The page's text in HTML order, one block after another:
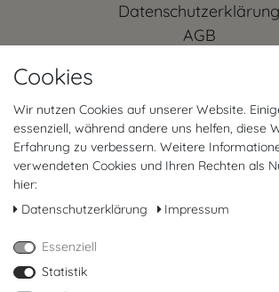
Daten­schutz­erklärung
AGB
Vertrag widerrufen
Mein Konto
FAQ
FOLGT UNS
Cookies
Wir nutzen Cookies auf unserer Website.
essenziell, während andere uns helfen, diese
Erfahrung zu verbessern. Weitere
verwendeten Cookies und Ihren Rechten als
hier:
Daten­schutz­erklärung
Impressum
Essenziell
Statistik